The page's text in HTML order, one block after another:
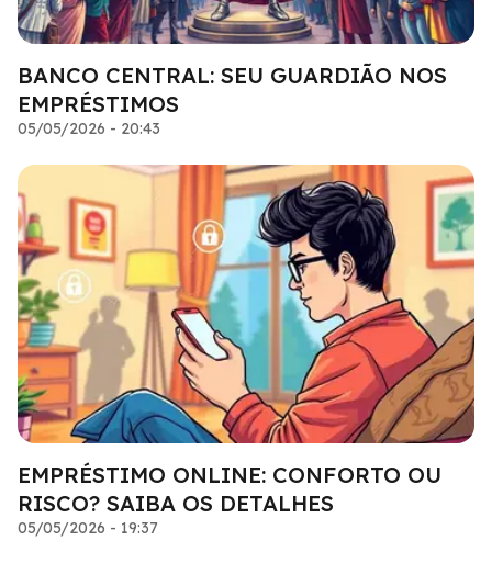
BANCO CENTRAL: SEU GUARDIÃO NOS
EMPRÉSTIMOS
05/05/2026 - 20:43
EMPRÉSTIMO ONLINE: CONFORTO OU
RISCO? SAIBA OS DETALHES
05/05/2026 - 19:37